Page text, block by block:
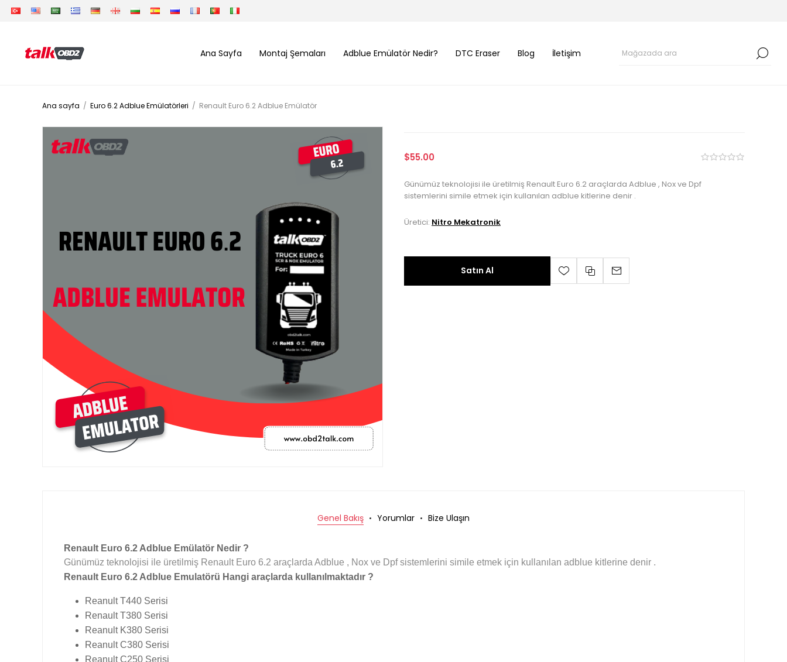
Ana Sayfa Montaj Şemaları Adblue Emülatör Nedir? DTC Eraser Blog İletişim
Ana sayfa / Euro 6.2 Adblue Emülatörleri / Renault Euro 6.2 Adblue Emülatör
$55.00
Günümüz teknolojisi ile üretilmiş Renault Euro 6.2 araçlarda Adblue , Nox ve Dpf
sistemlerini simile etmek için kullanılan adblue kitlerine denir .
Üretici: Nitro Mekatronik
Satın Al
Genel Bakış Yorumlar Bize Ulaşın
Renault Euro 6.2 Adblue Emülatör Nedir ?
Günümüz teknolojisi ile üretilmiş Renault Euro 6.2 araçlarda Adblue , Nox ve Dpf sistemlerini simile etmek için kullanılan adblue kitlerine denir .
Renault Euro 6.2 Adblue Emulatörü Hangi araçlarda kullanılmaktadır ?
Reanult T440 Serisi
Renault T380 Serisi
Reanult K380 Serisi
Reanult C380 Serisi
Reanult C250 Serisi